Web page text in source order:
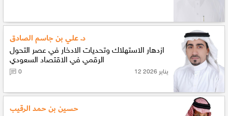
د. علي بن جاسم الصادق
ازدهار الاستهلاك وتحديات الادخار في عصر التحول
الرقمي في الاقتصاد السعودي
12 يناير 2026 0
حسين بن حمد الرقيب